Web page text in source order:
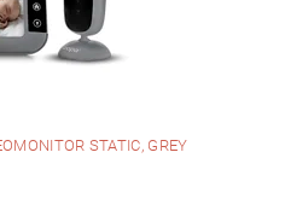
STATIC, GREY